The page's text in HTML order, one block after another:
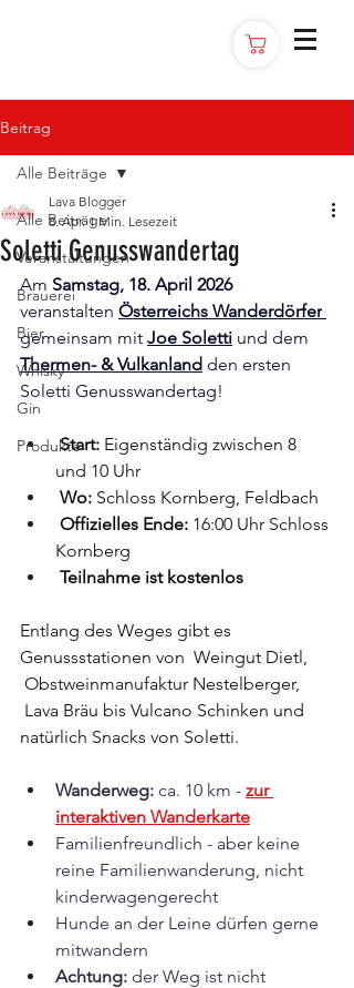
Beitrag
Alle Beiträge
Veranstaltungen
Brauerei
Bier
Whisky
Gin
Produkte
Alle Beiträge
Soletti Genusswandertag
Lava Blogger
8. Apr. 1 Min. Lesezeit
Am Samstag, 18. April 2026
veranstalten Österreichs Wanderdörfer
gemeinsam mit Joe Soletti und dem
Thermen- & Vulkanland den ersten
Soletti Genusswandertag!⁠
Start: Eigenständig zwischen 8
und 10 Uhr⁠ ⁠
Wo: Schloss Kornberg, Feldbach⁠
Offizielles Ende: 16:00 Uhr Schloss
Kornberg⁠
Teilnahme ist kostenlos ⁠
Entlang des Weges gibt es
Genussstationen von  Weingut Dietl,
Obstweinmanufaktur Nestelberger,
Lava Bräu bis Vulcano Schinken und
natürlich Snacks von Soletti.  ⁠
Wanderweg: ca. 10 km - zur
interaktiven Wanderkarte
Familienfreundlich - aber keine
reine Familienwanderung, nicht
kinderwagengerecht
Hunde an der Leine dürfen gerne
mitwandern
Achtung: der Weg ist nicht